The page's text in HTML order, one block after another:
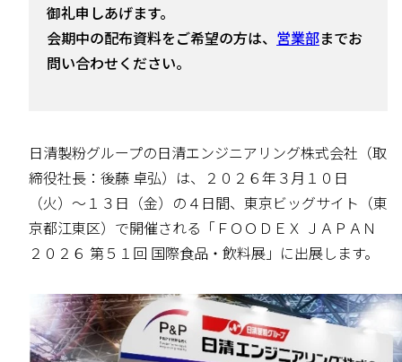
御礼申しあげます。
会期中の配布資料をご希望の方は、 営業部までお
問い合わせください。
日清製粉グループの日清エンジニアリング株式会社（取
締役社長：後藤 卓弘）は、２０２６年３月１０日
（火）～１３日（金）の４日間、東京ビッグサイト（東
京都江東区）で開催される「ＦＯＯＤＥＸ ＪＡＰＡＮ
２０２６ 第５１回 国際食品・飲料展」に出展します。